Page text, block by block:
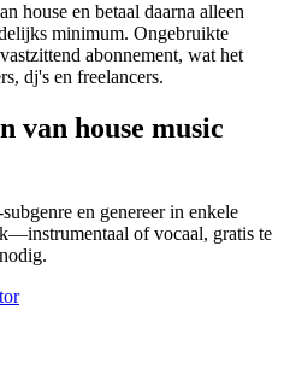
house en betaal daarna alleen
minimum. Ongebruikte
abonnement, wat het
dj's en freelancers.
van house music
en genereer in enkele
of vocaal, gratis te